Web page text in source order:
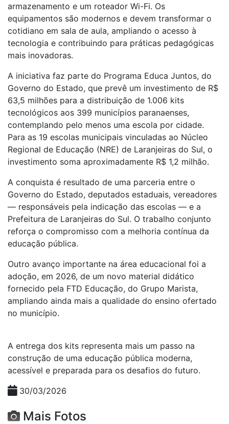
armazenamento e um roteador Wi-Fi. Os
equipamentos são modernos e devem transformar o
cotidiano em sala de aula, ampliando o acesso à
tecnologia e contribuindo para práticas pedagógicas
mais inovadoras.
A iniciativa faz parte do Programa Educa Juntos, do
Governo do Estado, que prevê um investimento de R$
63,5 milhões para a distribuição de 1.006 kits
tecnológicos aos 399 municípios paranaenses,
contemplando pelo menos uma escola por cidade.
Para as 19 escolas municipais vinculadas ao Núcleo
Regional de Educação (NRE) de Laranjeiras do Sul, o
investimento soma aproximadamente R$ 1,2 milhão.
A conquista é resultado de uma parceria entre o
Governo do Estado, deputados estaduais, vereadores
— responsáveis pela indicação das escolas — e a
Prefeitura de Laranjeiras do Sul. O trabalho conjunto
reforça o compromisso com a melhoria contínua da
educação pública.
Outro avanço importante na área educacional foi a
adoção, em 2026, de um novo material didático
fornecido pela FTD Educação, do Grupo Marista,
ampliando ainda mais a qualidade do ensino ofertado
no município.
A entrega dos kits representa mais um passo na
construção de uma educação pública moderna,
acessível e preparada para os desafios do futuro.
30/03/2026
Mais Fotos